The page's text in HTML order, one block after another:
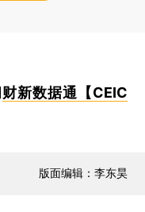
财新数据通【CEIC
版面编辑：李东昊